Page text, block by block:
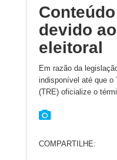
devido
eleitoral
Em razão da
indisponível até que o
(TRE) oficialize o
COMPARTILHE: